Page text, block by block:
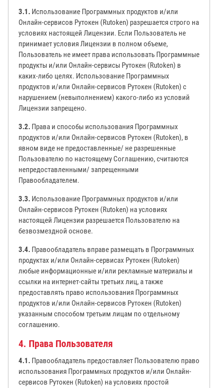
3.1. Использование Программных продуктов и/или
Онлайн-сервисов Рутокен (Rutoken) разрешается строго на
условиях настоящей Лицензии. Если Пользователь не
принимает условия Лицензии в полном объеме,
Пользователь не имеет права использовать Программные
продукты и/или Онлайн-сервисы Рутокен (Rutoken) в
каких-либо целях. Использование Программных
продуктов и/или Онлайн-сервисов Рутокен (Rutoken) с
нарушением (невыполнением) какого-либо из условий
Лицензии запрещено.
3.2. Права и способы использования Программных
продуктов и/или Онлайн-сервисов Рутокен (Rutoken), в
явном виде не предоставленные/ не разрешенные
Пользователю по настоящему Соглашению, считаются
непредоставленными/ запрещенными
Правообладателем.
3.3. Использование Программных продуктов и/или
Онлайн-сервисов Рутокен (Rutoken) на условиях
настоящей Лицензии разрешается Пользователю на
безвозмездной основе.
3.4. Правообладатель вправе размещать в Программных
продуктах и/или Онлайн-сервисах Рутокен (Rutoken)
любые информационные и/или рекламные материалы и
ссылки на интернет-сайты третьих лиц, а также
предоставлять право использования Программных
продуктов и/или Онлайн-сервисов Рутокен (Rutoken)
указанным способом третьим лицам по отдельному
соглашению.
4. Права Пользователя
4.1. Правообладатель предоставляет Пользователю право
использования Программных продуктов и/или Онлайн-
сервисов Рутокен (Rutoken) на условиях простой